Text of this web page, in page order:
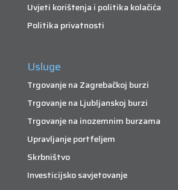
Uvjeti korištenja i politika kolačića
Politika privatnosti
Usluge
Trgovanje na Zagrebačkoj burzi
Trgovanje na Ljubljanskoj burzi
Trgovanje na inozemnim burzama
Upravljanje portfeljem
Skrbništvo
Investicijsko savjetovanje